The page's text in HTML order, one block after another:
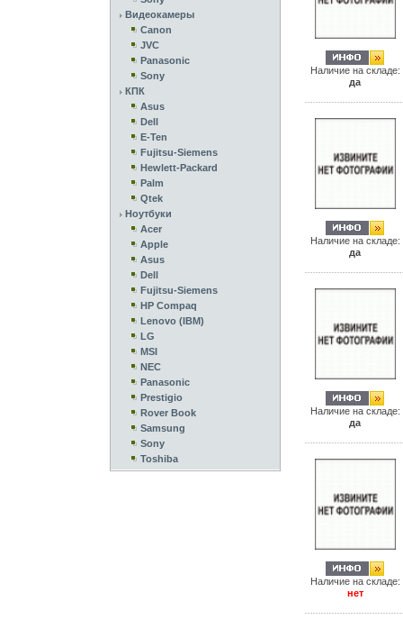
Видеокамеры
Canon
JVC
Panasonic
Sony
КПК
Asus
Dell
E-Ten
Fujitsu-Siemens
Hewlett-Packard
Palm
Qtek
Ноутбуки
Acer
Apple
Asus
Dell
Fujitsu-Siemens
HP Compaq
Lenovo (IBM)
LG
MSI
NEC
Panasonic
Prestigio
Rover Book
Samsung
Sony
Toshiba
Наличие на складе:
да
Наличие на складе:
да
Наличие на складе:
да
Наличие на складе:
нет